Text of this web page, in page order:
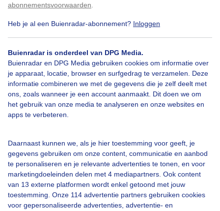
abonnementsvoorwaarden
Heb je al een Buienradar-abonnement? Inloggen
Buienradar is onderdeel van DPG Media.
Buienradar en DPG Media gebruiken cookies om informatie over
je apparaat, locatie, browser en surfgedrag te verzamelen. Deze
informatie combineren we met de gegevens die je zelf deelt met
ons, zoals wanneer je een account aanmaakt. Dit doen we om
het gebruik van onze media te analyseren en onze websites en
apps te verbeteren.
Daarnaast kunnen we, als je hier toestemming voor geeft, je
gegevens gebruiken om onze content, communicatie en aanbod
te personaliseren en je relevante advertenties te tonen, en voor
marketingdoeleinden delen met 4 mediapartners. Ook content
van 13 externe platformen wordt enkel getoond met jouw
toestemming. Onze 114 advertentie partners gebruiken cookies
voor gepersonaliseerde advertenties, advertentie- en
Een moment geduld aub...
Over Buienradar
Bedrijfsgegevens